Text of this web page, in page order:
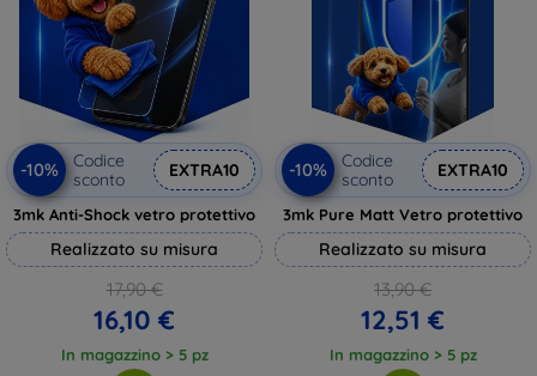
-10%
Codice
sconto
EXTRA10
3mk Anti-Shock vetro protettivo
Realizzato su misura
17,90 €
16,10 €
In magazzino > 5 pz
-10%
Codice
sconto
EXTRA10
3mk Pure Matt Vetro protettivo
Realizzato su misura
13,90 €
12,51 €
In magazzino > 5 pz